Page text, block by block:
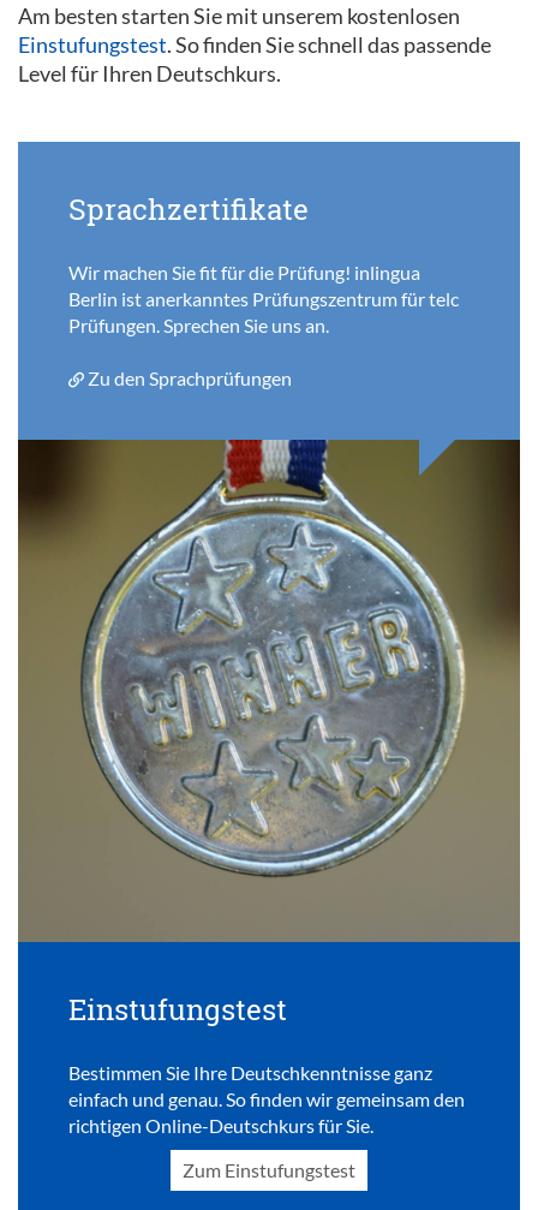
Am besten starten Sie mit unserem kostenlosen
Einstufungstest. So finden Sie schnell das passende
Level für Ihren Deutschkurs.
Sprachzertifikate
Wir machen Sie fit für die Prüfung! inlingua
Berlin ist anerkanntes Prüfungszentrum für telc
Prüfungen. Sprechen Sie uns an.
Zu den Sprachprüfungen
Einstufungstest
Bestimmen Sie Ihre Deutschkenntnisse ganz
einfach und genau. So finden wir gemeinsam den
richtigen Online-Deutschkurs für Sie.
Zum Einstufungstest